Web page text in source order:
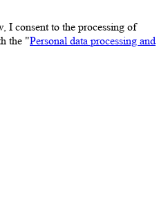
I consent to the processing of
the "Personal data processing and